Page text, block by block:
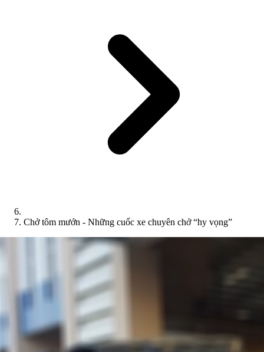
Chở tôm mướn - Những cuốc xe chuyên chở “hy vọng”